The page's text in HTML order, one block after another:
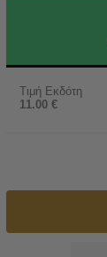
Τιμή Εκδότη
11.00 €